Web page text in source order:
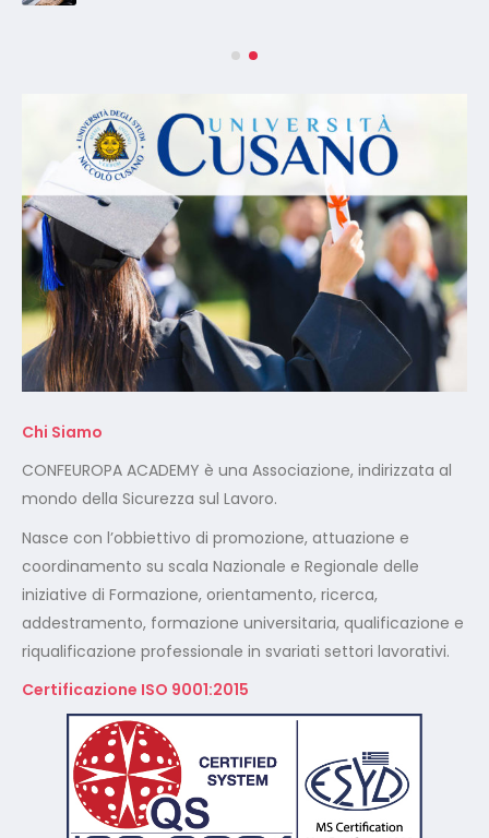
Chi Siamo
CONFEUROPA ACADEMY è una Associazione, indirizzata al
mondo della Sicurezza sul Lavoro.
Nasce con l’obbiettivo di promozione, attuazione e
coordinamento su scala Nazionale e Regionale delle
iniziative di Formazione, orientamento, ricerca,
addestramento, formazione universitaria, qualificazione e
riqualificazione professionale in svariati settori lavorativi.
Certificazione ISO 9001:2015